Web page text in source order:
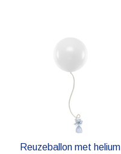
Reuzeballon met helium